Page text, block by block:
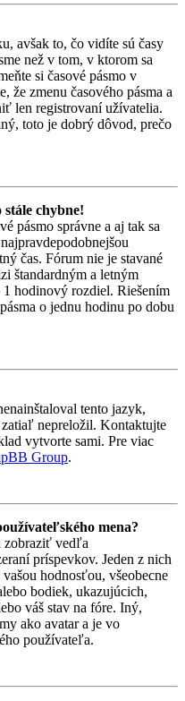
avšak to, čo vidíte sú časy
než v tom, v ktorom sa
si časové pásmo v
že zmenu časového pásma a
len registrovaní užívatelia.
toto je dobrý dôvod, prečo
stále chybne!
pásmo správne a aj tak sa
čas. Fórum nie je stavané
štandardným a letným
1 hodinový rozdiel. Riešením
o jednu hodinu po dobu
tento jazyk,
nepreložil. Kontaktujte
vytvorte sami. Pre viac
Group.
mena?
zobraziť vedľa
príspevkov. Jeden z nich
hodnosťou, všeobecne
bodiek, ukazujúcich,
váš stav na fóre. Iný,
ako avatar a je vo
používateľa.